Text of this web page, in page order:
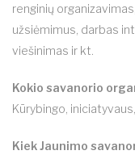
renginių
užsiėmimus, darbas
viešinimas ir kt.
Kokio savanorio
Kūrybingo,
Kiek Jaunimo